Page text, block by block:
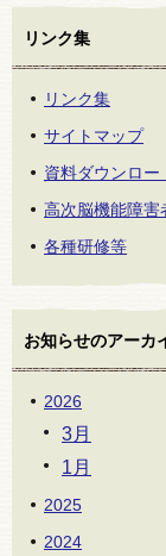
リンク集
リンク集
サイトマップ
資料ダウンロー
高次脳機能障害
各種研修等
お知らせのアーカ
2026
3月
1月
2025
2024